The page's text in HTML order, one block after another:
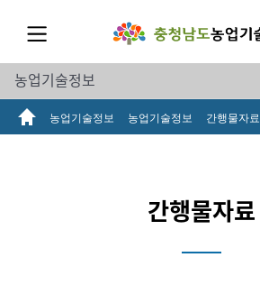
농업기술정보
농업기술정보 농업기술정보 간행물자료
간행물자료